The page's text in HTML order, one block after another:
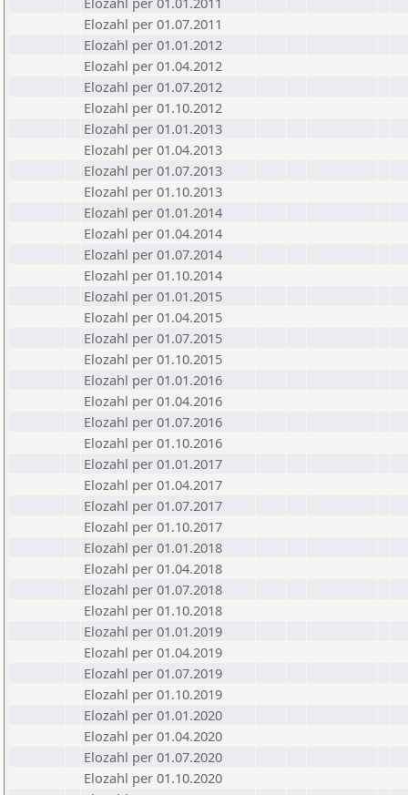
Elozahl per 01.07.2011
Elozahl per 01.01.2012
Elozahl per 01.04.2012
Elozahl per 01.07.2012
Elozahl per 01.10.2012
Elozahl per 01.01.2013
Elozahl per 01.04.2013
Elozahl per 01.07.2013
Elozahl per 01.10.2013
Elozahl per 01.01.2014
Elozahl per 01.04.2014
Elozahl per 01.07.2014
Elozahl per 01.10.2014
Elozahl per 01.01.2015
Elozahl per 01.04.2015
Elozahl per 01.07.2015
Elozahl per 01.10.2015
Elozahl per 01.01.2016
Elozahl per 01.04.2016
Elozahl per 01.07.2016
Elozahl per 01.10.2016
Elozahl per 01.01.2017
Elozahl per 01.04.2017
Elozahl per 01.07.2017
Elozahl per 01.10.2017
Elozahl per 01.01.2018
Elozahl per 01.04.2018
Elozahl per 01.07.2018
Elozahl per 01.10.2018
Elozahl per 01.01.2019
Elozahl per 01.04.2019
Elozahl per 01.07.2019
Elozahl per 01.10.2019
Elozahl per 01.01.2020
Elozahl per 01.04.2020
Elozahl per 01.07.2020
Elozahl per 01.10.2020